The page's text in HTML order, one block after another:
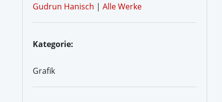
Gudrun Hanisch | Alle Werke
Kategorie:
Grafik